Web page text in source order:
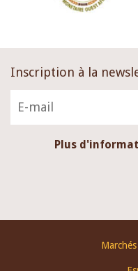
Inscription à la
Plus